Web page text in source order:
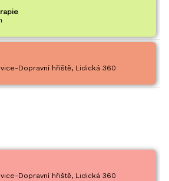
Dopravní hřiště, Lidická 360
Dopravní hřiště, Lidická 360